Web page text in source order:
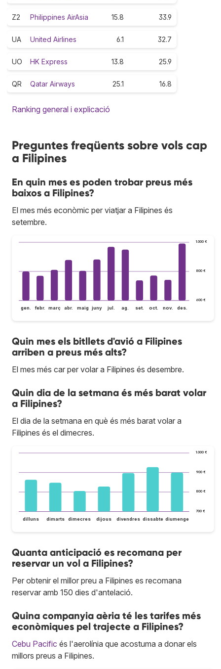
Z2 Philippines AirAsia 15.8 33.9
UA United Airlines 6.1 32.7
UO HK Express 13.8 25.9
QR Qatar Airways 25.1 16.8
Ranking general i explicació
Preguntes freqüents sobre vols cap
a Filipines
En quin mes es poden trobar preus més
baixos a Filipines?
El mes més econòmic per viatjar a Filipines és
setembre.
600 €
800 €
1.000 €
gen. febr. març abr. maig juny jul. ag. set. oct. nov. des.
Quin mes els bitllets d'avió a Filipines
arriben a preus més alts?
El mes més car per volar a Filipines és desembre.
Quin dia de la setmana és més barat volar
a Filipines?
El dia de la setmana en què és més barat volar a
Filipines és el dimecres.
700 €
800 €
900 €
1.000 €
dilluns dimarts dimecres dijous divendres dissabte diumenge
Quanta anticipació es recomana per
reservar un vol a Filipines?
Per obtenir el millor preu a Filipines es recomana
reservar amb 150 dies d'antelació.
Quina companyia aèria té les tarifes més
econòmiques pel trajecte a Filipines?
Cebu Pacific és l'aerolínia que acostuma a donar els
millors preus a Filipines.